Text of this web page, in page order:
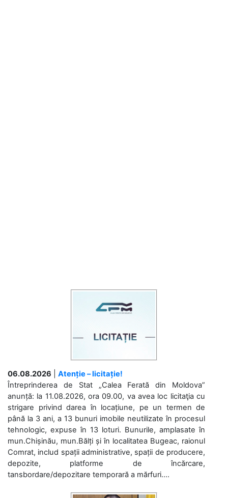
06.08.2026
Atenție – licitație!
Întreprinderea de Stat „Calea Ferată din Moldova”
anunță: la 11.08.2026, ora 09.00, va avea loc licitaţia cu
strigare privind darea în locațiune, pe un termen de
până la 3 ani, a 13 bunuri imobile neutilizate în procesul
tehnologic, expuse în 13 loturi. Bunurile, amplasate în
mun.Chișinău, mun.Bălți și în localitatea Bugeac, raionul
Comrat, includ spații administrative, spații de producere,
depozite, platforme de încărcare,
tansbordare/depozitare temporară a mărfuri....